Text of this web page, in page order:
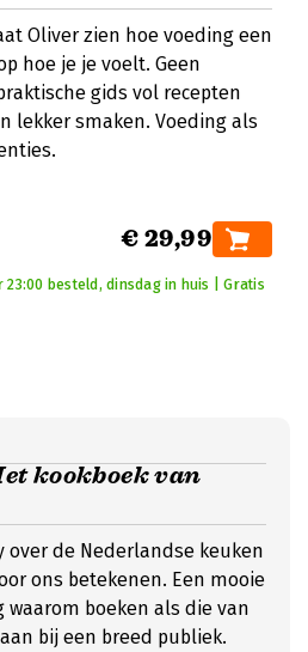
Oliver zien hoe voeding een
hoe je je voelt. Geen
gids vol recepten
lekker smaken. Voeding als
€ 29,99
besteld, dinsdag in huis | Gratis
kookboek van
over de Nederlandse keuken
ons betekenen. Een mooie
waarom boeken als die van
bij een breed publiek.